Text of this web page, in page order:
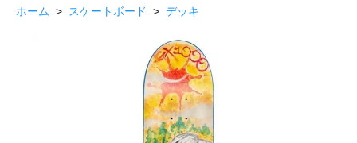
ホーム > スケートボード > デッキ